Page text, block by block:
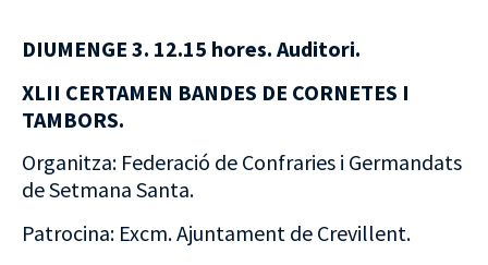
DIUMENGE 3. 12.15 hores. Auditori.
XLII CERTAMEN BANDES DE CORNETES I
TAMBORS.
Organitza: Federació de Confraries i Germandats
de Setmana Santa.
Patrocina: Excm. Ajuntament de Crevillent.